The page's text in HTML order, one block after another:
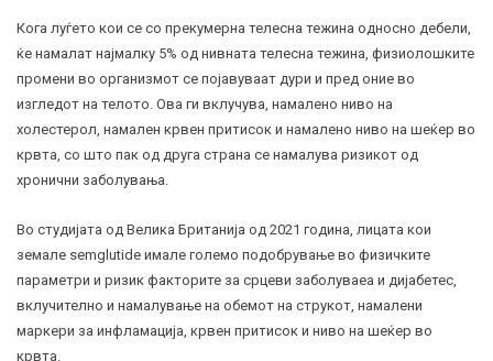
Кога луѓето кои се со прекумерна телесна тежина односно дебели,
ќе намалат најмалку 5% од нивната телесна тежина, физиолошките
промени во организмот се појавуваат дури и пред оние во
изгледот на телото. Ова ги вклучува, намалено ниво на
холестерол , намален крвен притисок и намалено ниво на шеќер во
крвта , со што пак од друга страна се намалува ризикот од
хронични заболувања.
Во студијата од Велика Британија од 2021 година, лицата кои
земале semglutide имале големо подобрување во физичките
параметри и ризик факторите за срцеви заболуваеа и дијабетес
вклучително и намалување на обемот на струкот, намалени
маркери за инфламација, крвен притисок и ниво на шеќер во
крвта.